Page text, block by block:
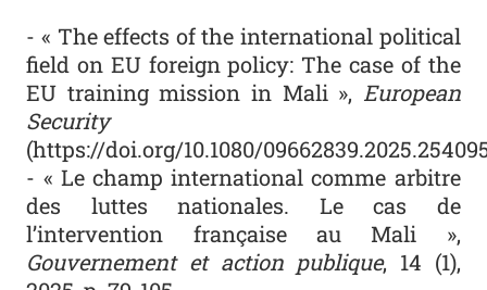
- « The effects of the international political
field on EU foreign policy: The case of the
EU training mission in Mali », European
Security
(https://doi.org/10.1080/
- « Le champ international comme arbitre
des luttes nationales. Le cas de
l’intervention française au Mali »,
Gouvernement et action publique, 14 (1),